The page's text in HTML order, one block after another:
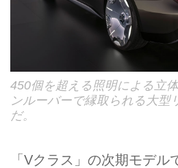
450個を超える照明による立
ンルーバーで縁取られる大型
だ。
「Vクラス」の次期モデル